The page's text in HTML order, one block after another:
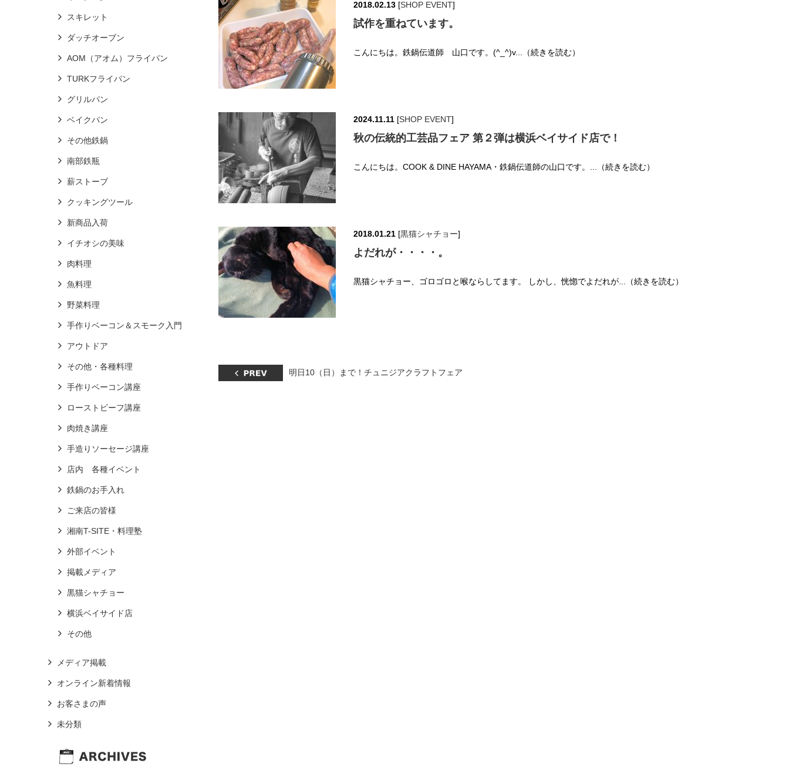
2018.02.13 [SHOP EVENT]
試作を重ねています。
こんにちは。鉄鍋伝道師 山口です。(^_^)v...（続きを読む）
2024.11.11 [SHOP EVENT]
秋の伝統的工芸品フェア 第２弾は横浜ベイサイド店で！
こんにちは。COOK & DINE HAYAMA・鉄鍋伝道師の山口です。...（続きを読む）
2018.01.21 [黒猫シャチョー]
よだれが・・・・。
黒猫シャチョー、ゴロゴロと喉ならしてます。 しかし、恍惚でよだれが...（続きを読む）
明日10（日）まで！チュニジアクラフトフェア
スキレット
ダッチオーブン
AOM（アオム）フライパン
TURKフライパン
グリルパン
ベイクパン
その他鉄鍋
南部鉄瓶
薪ストーブ
クッキングツール
新商品入荷
イチオシの美味
肉料理
魚料理
野菜料理
手作りベーコン＆スモーク入門
アウトドア
その他・各種料理
手作りベーコン講座
ローストビーフ講座
肉焼き講座
手造りソーセージ講座
店内 各種イベント
鉄鍋のお手入れ
ご来店の皆様
湘南T-SITE・料理塾
外部イベント
掲載メディア
黒猫シャチョー
横浜ベイサイド店
その他
メディア掲載
オンライン新着情報
お客さまの声
未分類